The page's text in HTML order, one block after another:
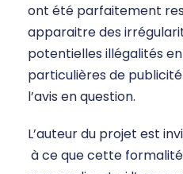
ont été parfaitement
apparaitre des
potentielles illégalités
particulières de
l’avis en question.
L’auteur du projet est
à ce que cette